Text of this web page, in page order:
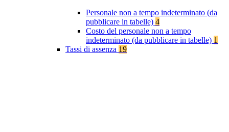
Personale non a tempo indeterminato (da
pubblicare in tabelle) 4
Costo del personale non a tempo
indeterminato (da pubblicare in tabelle) 1
Tassi di assenza 19